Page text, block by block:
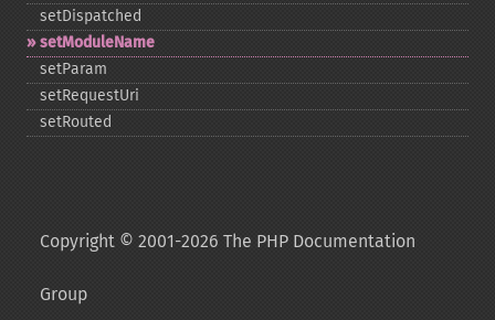
setDispatched
setModuleName
setParam
setRequestUri
setRouted
Copyright © 2001-2026 The PHP Documentation
Group